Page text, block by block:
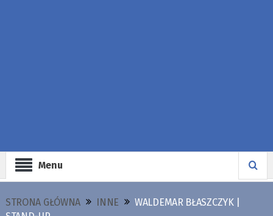
Menu
STRONA GŁÓWNA INNE
WALDEMAR BŁASZCZYK |